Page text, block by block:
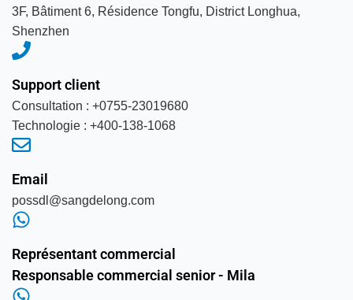
3F, Bâtiment 6, Résidence Tongfu, District Longhua,
Shenzhen
Support client
Consultation : +0755-23019680
Technologie : +400-138-1068
Email
possdl@sangdelong.com
Représentant commercial
Responsable commercial senior - Mila